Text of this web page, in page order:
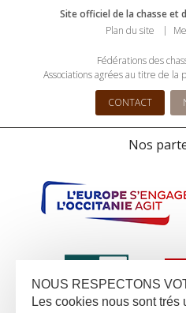
Site officiel de la chasse et
Plan du site
Fédérations des
Associations agrées au titre de
CONTACT
Nos
NOUS RESPECTONS
Les cookies nous sont trés